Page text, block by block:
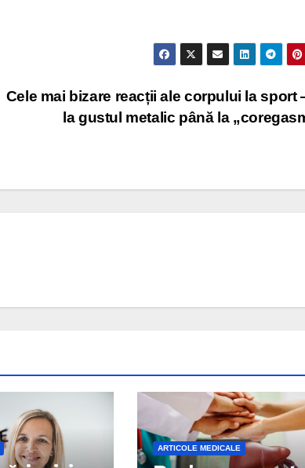
Cele mai bizare reacții ale corpului la sport
la gustul metalic până la
ARTICOLE MEDICALE